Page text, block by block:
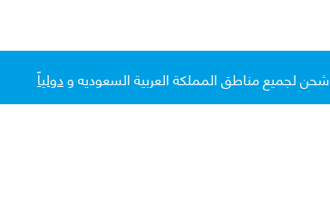
شحن لجميع مناطق المملكة العربية السعوديه ودولياً